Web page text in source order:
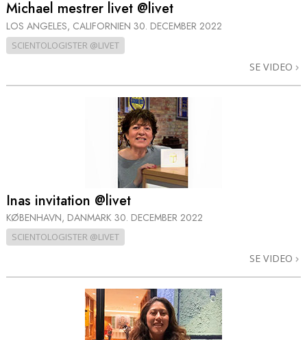
Michael mestrer livet @livet
LOS ANGELES, CALIFORNIEN 30. DECEMBER 2022
SCIENTOLOGISTER @LIVET
SE VIDEO
Inas invitation @livet
KØBENHAVN, DANMARK 30. DECEMBER 2022
SCIENTOLOGISTER @LIVET
SE VIDEO